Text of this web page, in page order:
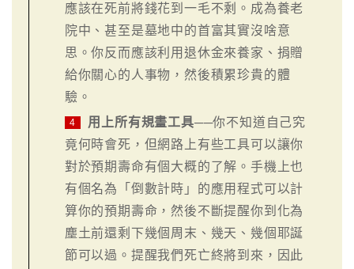
應該在死前將錢花到一毛不剩。成為養老
院中、甚至是墓地中的首富其實沒啥意
思。你反而應該利用退休金來養家、捐贈
給你關心的人事物，然後積累珍貴的體
驗。
4 用上所有規畫工具──你不知道自己究
竟何時會死，但網路上有些工具可以讓你
對於預期壽命有個大概的了解。手機上也
有個名為「倒數計時」的應用程式可以計
算你的預期壽命，然後不斷提醒你到化為
塵土前還剩下幾個周末、幾天、幾個耶誕
節可以過。提醒我們死亡終將到來，因此